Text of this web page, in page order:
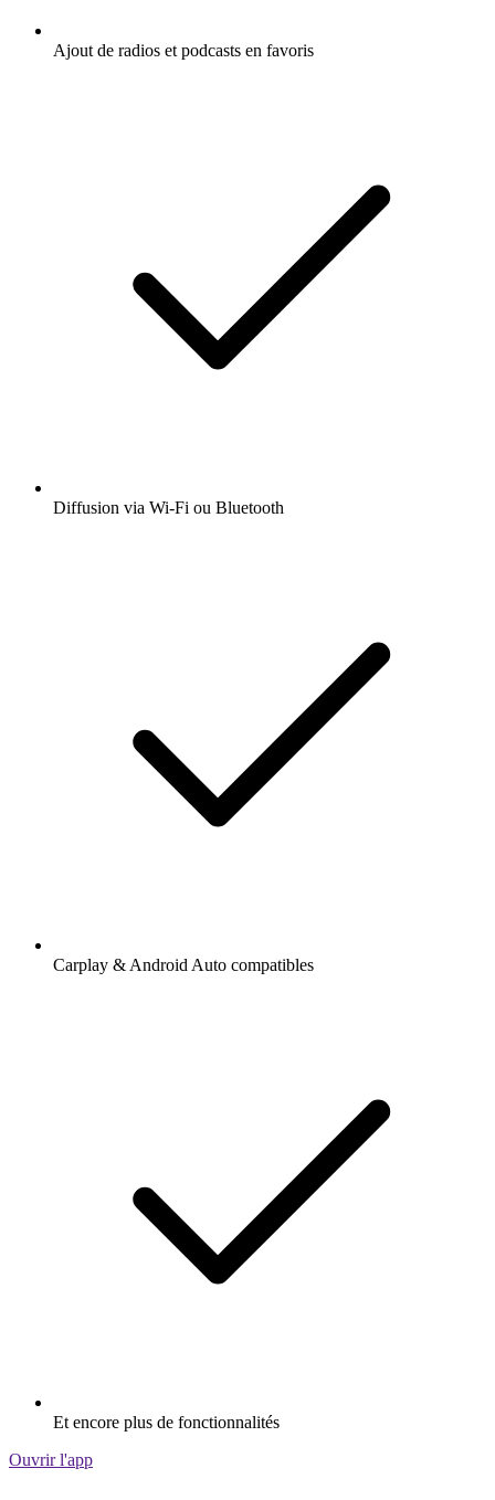
Ajout de radios et podcasts en favoris
Diffusion via Wi-Fi ou Bluetooth
Carplay & Android Auto compatibles
Et encore plus de fonctionnalités
Ouvrir l'app